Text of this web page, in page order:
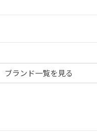
ブランド一覧を見る